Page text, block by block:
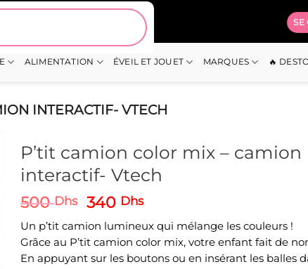
SE
ALIMENTATION ÉVEIL ET JOUET MARQUES 🔥
INTERACTIF- VTECH
P’tit camion color mix – camion
interactif- Vtech
500Dhs
Le
prix
initial
était :
500 Dhs.
340 DhsLe
prix
actuel
est :
340 Dhs.
Un p’tit camion lumineux qui mélange les couleurs !
Grâce au P’tit camion color mix, votre enfant fait de
En appuyant sur les boutons ou en insérant les balles